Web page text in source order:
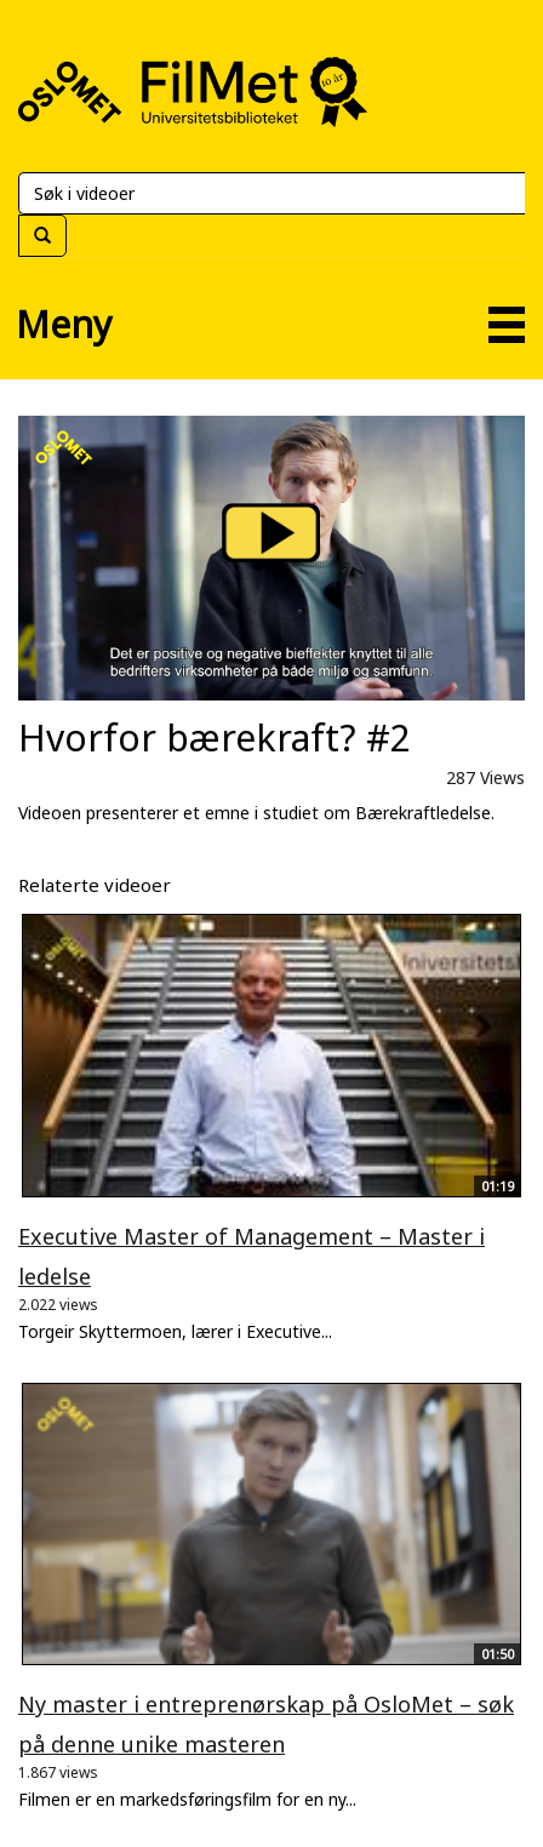
FilMet
Universitetsbiblioteket
Meny
Hvorfor bærekraft? #2
287 Views
Videoen presenterer et emne i studiet om Bærekraftledelse.
Relaterte videoer
01:19
Executive Master of Management – Master i
ledelse
2.022 views
Torgeir Skyttermoen, lærer i Executive...
01:50
Ny master i entreprenørskap på OsloMet – søk
på denne unike masteren
1.867 views
Filmen er en markedsføringsfilm for en ny...